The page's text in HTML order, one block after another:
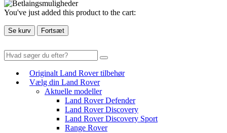
You've just added this product to the cart:
Se kurv Fortsæt
Originalt Land Rover tilbehør
Vælg din Land Rover
Aktuelle modeller
Land Rover Defender
Land Rover Discovery
Land Rover Discovery Sport
Range Rover